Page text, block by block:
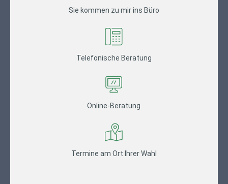
Sie kommen zu mir ins Büro
Telefonische Beratung
Online-Beratung
Termine am Ort Ihrer Wahl